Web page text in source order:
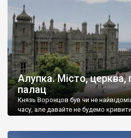
Алупка. Місто, церква,
палац
Князь Воронцов був чи не
часу, але давайте не будемо